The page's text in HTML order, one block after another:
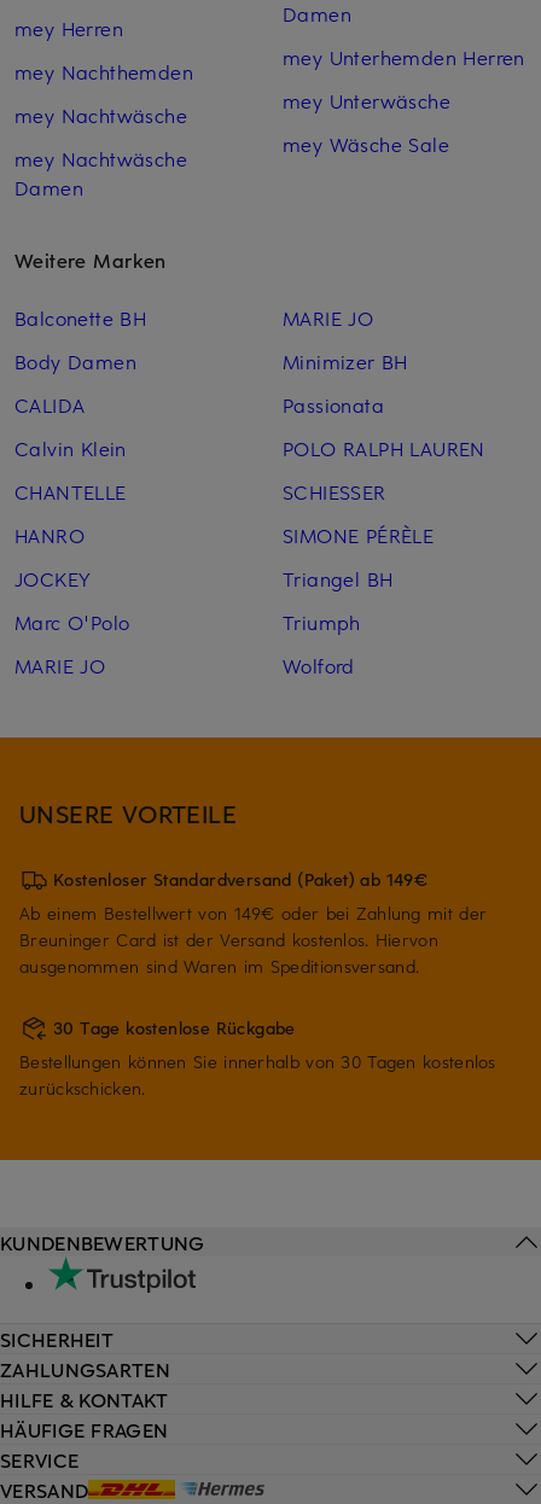
mey Herren
mey Nachthemden
mey Nachtwäsche
mey Nachtwäsche
Damen
Damen
mey Unterhemden Herren
mey Unterwäsche
mey Wäsche Sale
Weitere Marken
Balconette BH
Body Damen
CALIDA
Calvin Klein
CHANTELLE
HANRO
JOCKEY
Marc O'Polo
MARIE JO
MARIE JO
Minimizer BH
Passionata
POLO RALPH LAUREN
SCHIESSER
SIMONE PÉRÈLE
Triangel BH
Triumph
Wolford
UNSERE VORTEILE
Kostenloser Standardversand (Paket) ab 149€
Ab einem Bestellwert von 149€ oder bei Zahlung mit der
Breuninger Card ist der Versand kostenlos. Hiervon
ausgenommen sind Waren im Speditionsversand.
30 Tage kostenlose Rückgabe
Bestellungen können Sie innerhalb von 30 Tagen kostenlos
zurückschicken.
HILFE & KONTAKT
HÄUFIGE FRAGEN
SERVICE
VERSAND
KUNDENBEWERTUNG
SICHERHEIT
ZAHLUNGSARTEN